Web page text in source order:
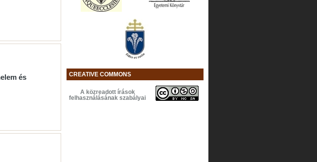
és
CREATIVE COMMONS
A közreadott írások
felhasználásának szabályai